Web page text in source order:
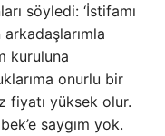
söyledi: ‘İstifamı
kuruluna
onurlu bir
fiyatı yüksek olur.
saygım yok.